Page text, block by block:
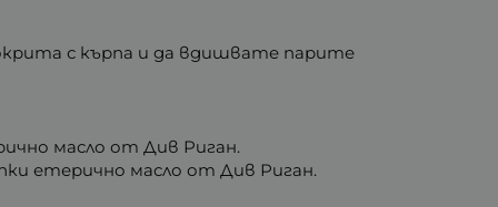
с кърпа и да вдишвате парите
масло от Див Риган.
етерично масло от Див Риган.